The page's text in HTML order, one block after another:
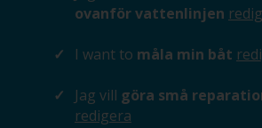
ovanför vattenlinjen
I want to måla min båt
Jag vill göra små
redigera